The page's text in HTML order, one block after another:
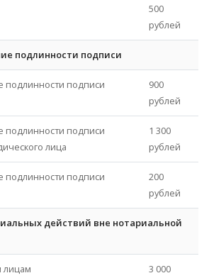
500
рублей
подлинности подписи
подлинности подписи
900
рублей
подлинности подписи
лица
1 300
рублей
подлинности подписи
200
рублей
действий вне нотариальной
лицам
3 000